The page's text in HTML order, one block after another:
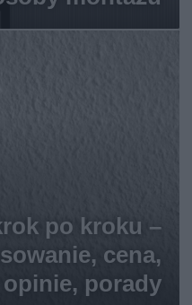
po kroku –
cena,
opinie, porady